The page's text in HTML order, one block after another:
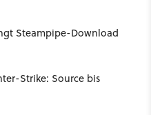
Steampipe-Download
Strike: Source bis